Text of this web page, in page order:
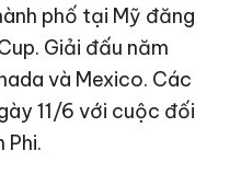
phố tại Mỹ đăng
Giải đấu năm
và Mexico. Các
11/6 với cuộc đối
Phi.